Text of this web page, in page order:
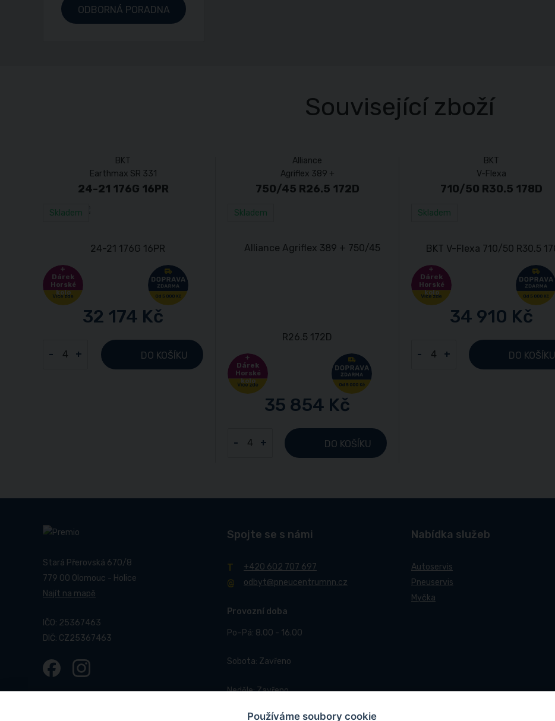
ODBORNÁ PORADNA
Související zboží
BKT
Earthmax SR 331
24-21 176G 16PR
Skladem
Dárek
Horské
kolo
32 174 Kč
- + DO KOŠÍKU
Alliance
Agriflex 389 +
750/45 R26.5 172D
Skladem
Dárek
Horské
kolo
35 854 Kč
- + DO KOŠÍKU
BKT
V-Flexa
710/50 R30.5 178D
Skladem
Dárek
Horské
kolo
34 910 Kč
- + DO KOŠÍKU
Stará Přerovská 670/8
779 00 Olomouc - Holice
Najít na mapě
IČO: 25367463
DIČ: CZ25367463
Spojte se s námi
+420 602 707 697
odbyt@pneucentrumnn.cz
Provozní doba
Po–Pá: 8.00 - 16.00
Sobota: Zavřeno
Neděle: Zavřeno
Nabídka služeb
Autoservis
Pneuservis
Myčka
Používáme soubory cookie